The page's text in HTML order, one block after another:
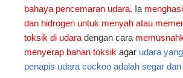
bahaya pencemaran udara. Ia
dan hidrogen untuk menyah atau
toksik di udara dengan cara
menyerap bahan toksik agar udara
penapis udara cuckoo adalah segar